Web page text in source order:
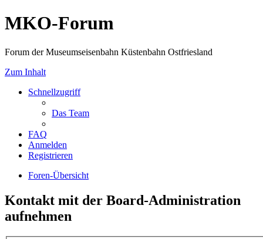
MKO-Forum
Forum der Museumseisenbahn Küstenbahn Ostfriesland
Zum Inhalt
Schnellzugriff
Das Team
FAQ
Anmelden
Registrieren
Foren-Übersicht
Kontakt mit der Board-Administration
aufnehmen